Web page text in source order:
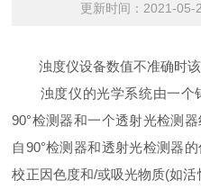
更新时间：2021-
浊度仪设备数值不准确时该
浊度仪的光学系统由一个
90°检测器和一个透射光检测
自90°检测器和透射光检测器
校正因色度和/或吸光物质(如